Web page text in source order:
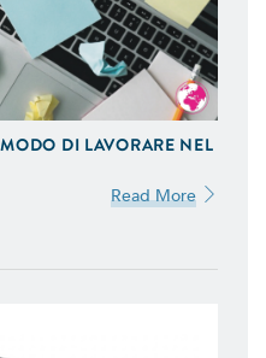
DI LAVORARE NEL
Read More